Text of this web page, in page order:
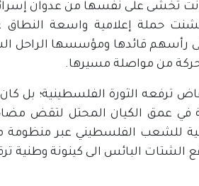
تخشى على نفسها من عدوان
حملة إعلامية واسعة
رأسهم قائدها ومؤسسها الراحل
من مواصلة مسيرها.
ترفعه الثورة الفلسطينية؛ بل
في عمق الكيان المحتل لتقض
للشعب الفلسطيني عبر
واقع الشتات البائس الى كينونة